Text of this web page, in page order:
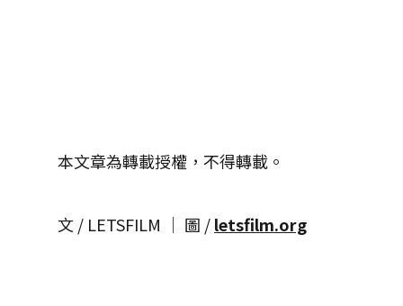
本文章為轉載授權，不得轉載。
文 / LETSFILM │ 圖 /letsfilm.org